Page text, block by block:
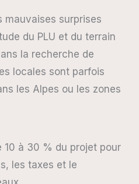
mauvaises surprises
du PLU et du terrain
la recherche de
locales sont parfois
les Alpes ou les zones
10 à 30 % du projet pour
les taxes et le